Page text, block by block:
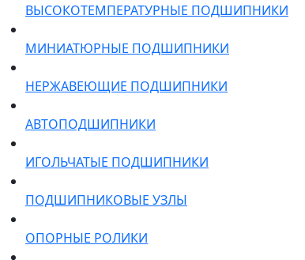
ВЫСОКОТЕМПЕРАТУРНЫЕ ПОДШИПНИКИ
МИНИАТЮРНЫЕ ПОДШИПНИКИ
НЕРЖАВЕЮЩИЕ ПОДШИПНИКИ
АВТОПОДШИПНИКИ
ИГОЛЬЧАТЫЕ ПОДШИПНИКИ
ПОДШИПНИКОВЫЕ УЗЛЫ
ОПОРНЫЕ РОЛИКИ